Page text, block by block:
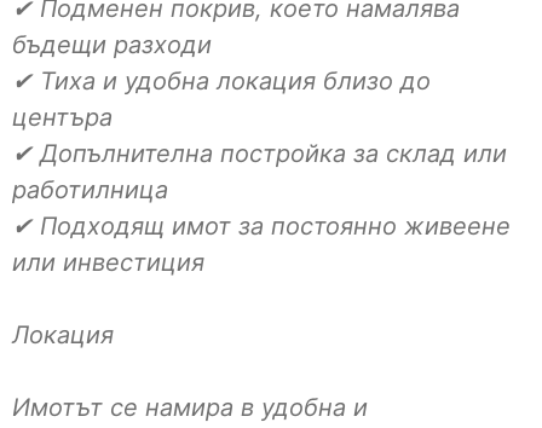
✔ Подменен покрив, което намалява
бъдещи разходи
✔ Тиха и удобна локация близо до
центъра
✔ Допълнителна постройка за склад или
работилница
✔ Подходящ имот за постоянно живеене
или инвестиция
Локация
Имотът се намира в удобна и